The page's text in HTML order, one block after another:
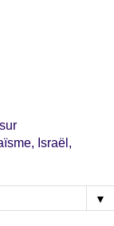
Israël,
▼